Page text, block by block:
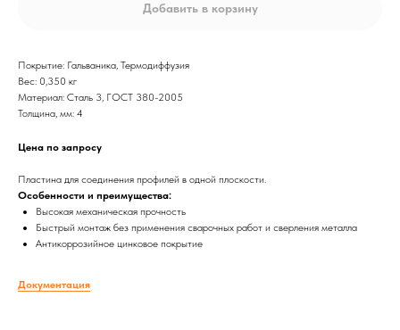
Добавить в корзину
Покрытие: Гальваника, Термодиффузия
Вес: 0,350 кг
Материал: Сталь 3, ГОСТ 380-2005
Толщина, мм: 4
Цена по запросу
Пластина для соединения профилей в одной плоскости.
Особенности и преимущества:
Высокая механическая прочность
Быстрый монтаж без применения сварочных работ и сверления металла
Антикоррозийное цинковое покрытие
Документация